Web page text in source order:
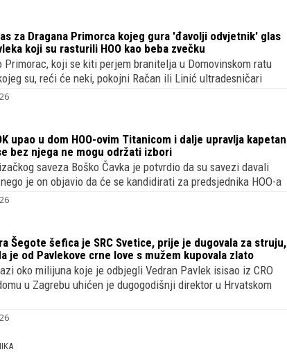
za Dragana Primorca kojeg gura 'đavolji odvjetnik' glas
koji su rasturili HOO kao beba zvečku
Primorac, koji se kiti perjem branitelja u Domovinskom ratu
su, reći će neki, pokojni Račan ili Linić ultradesničari
upao u dom HOO-ovim Titanicom i dalje upravlja kapetan
bez njega ne mogu održati izbori
saveza Boško Čavka je potvrdio da su savezi davali
je on objavio da će se kandidirati za predsjednika HOO-a
Šegote šefica je SRC Svetice, prije je dugovala za struju,
je od Pavlekove crne love s mužem kupovala zlato
oko milijuna koje je odbjegli Vedran Pavlek isisao iz CRO
u Zagrebu uhićen je dugogodišnji direktor u Hrvatskom